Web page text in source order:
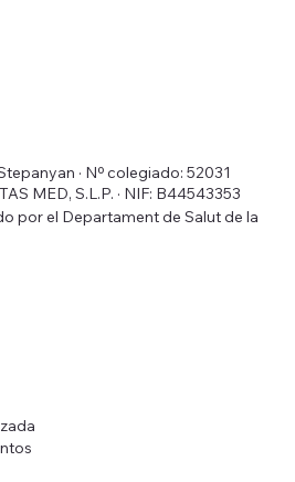
· Nº colegiado: 52031
MED, S.L.P. · NIF: B44543353
por el Departament de Salut de la